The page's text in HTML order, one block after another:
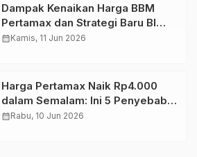
Dampak Kenaikan Harga BBM
Pertamax dan Strategi Baru BI
Menjaga Stabilitas Ekonomi
calendar_monthKamis, 11 Jun 2026
Harga Pertamax Naik Rp4.000
dalam Semalam: Ini 5 Penyebab
Utamanya
calendar_monthRabu, 10 Jun 2026